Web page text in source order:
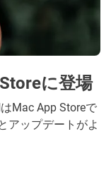
に登場
Mac App Storeで
アップデートがよ